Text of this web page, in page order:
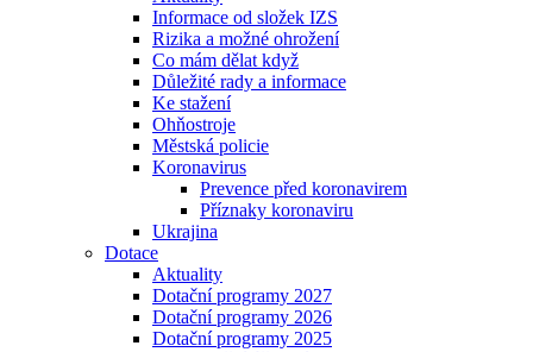
Informace od složek IZS
Rizika a možné ohrožení
Co mám dělat když
Důležité rady a informace
Ke stažení
Ohňostroje
Městská policie
Koronavirus
Prevence před koronavirem
Příznaky koronaviru
Ukrajina
Dotace
Aktuality
Dotační programy 2027
Dotační programy 2026
Dotační programy 2025